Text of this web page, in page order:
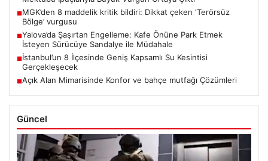
■MGK’den 8 maddelik kritik bildiri: Dikkat çeken ‘Terörsüz
Bölge’ vurgusu
■Yalova’da Şaşırtan Engelleme: Kafe Önüne Park Etmek
İsteyen Sürücüye Sandalye ile Müdahale
■İstanbul’un 8 İlçesinde Geniş Kapsamlı Su Kesintisi
Gerçekleşecek
■Açık Alan Mimarisinde Konfor ve bahçe mutfağı Çözümleri
Güncel